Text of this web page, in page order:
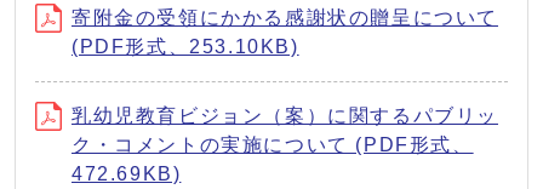
寄附金の受領にかかる感謝状の贈呈について
(PDF形式、253.10KB)
乳幼児教育ビジョン（案）に関するパブリッ
ク・コメントの実施について (PDF形式、
472.69KB)